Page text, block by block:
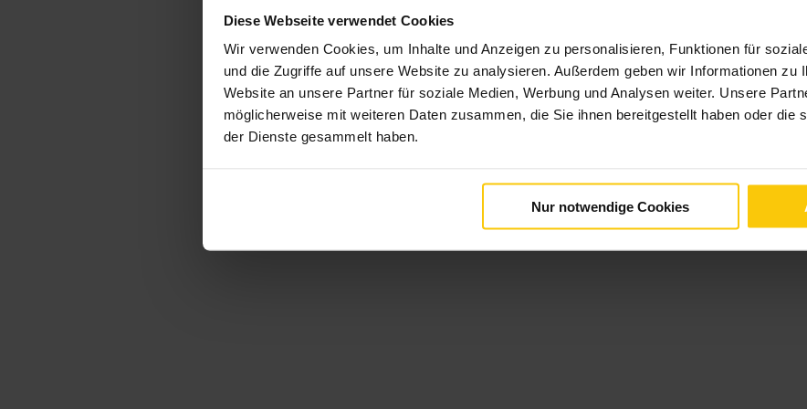
Diese Webseite verwendet Cookies
Wir verwenden Cookies, um Inhalte und Anzeigen zu personalisieren, Funktionen für
und die Zugriffe auf unsere Website zu analysieren. Außerdem geben wir Informationen zu
Website an unsere Partner für soziale Medien, Werbung und Analysen weiter. Unsere
möglicherweise mit weiteren Daten zusammen, die Sie ihnen bereitgestellt haben oder die
der Dienste gesammelt haben.
Nur notwendige Cookies